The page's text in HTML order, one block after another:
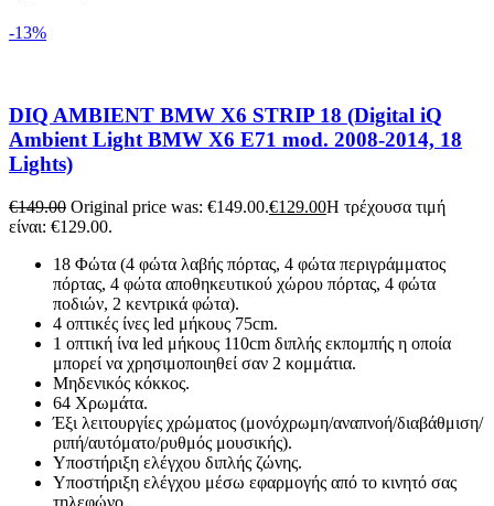
-13%
DIQ AMBIENT BMW X6 STRIP 18 (Digital iQ
Ambient Light BMW X6 E71 mod. 2008-2014, 18
Lights)
€149.00 Original price was: €149.00.€129.00Η τρέχουσα τιμή
είναι: €129.00.
18 Φώτα (4 φώτα λαβής πόρτας, 4 φώτα περιγράμματος
πόρτας, 4 φώτα αποθηκευτικού χώρου πόρτας, 4 φώτα
ποδιών, 2 κεντρικά φώτα).
4 οπτικές ίνες led μήκους 75cm.
1 οπτική ίνα led μήκους 110cm διπλής εκπομπής η οποία
μπορεί να χρησιμοποιηθεί σαν 2 κομμάτια.
Μηδενικός κόκκος.
64 Χρωμάτα.
Έξι λειτουργίες χρώματος (μονόχρωμη/αναπνοή/διαβάθμιση/
ριπή/αυτόματο/ρυθμός μουσικής).
Υποστήριξη ελέγχου διπλής ζώνης.
Υποστήριξη ελέγχου μέσω εφαρμογής από το κινητό σας
τηλεφώνο.